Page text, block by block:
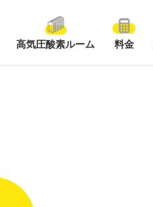
高気圧酸素ルーム 料金